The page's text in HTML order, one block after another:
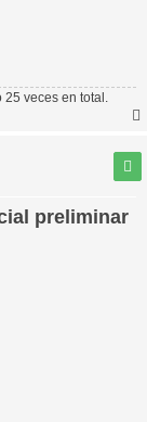
25 veces en total.
preliminar